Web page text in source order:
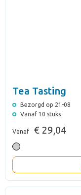
Tea Tasting
Bezorgd op 21-08
Vanaf 10 stuks
Vanaf € 29,04